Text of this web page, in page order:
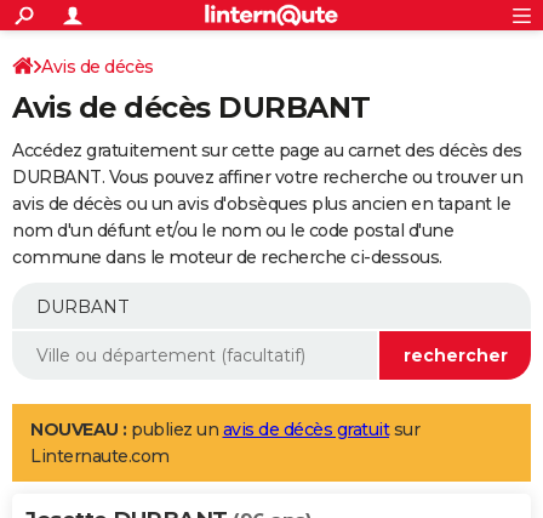
ACTUALITÉS
Politique
Société
Faits Divers
Education
Monde
Villes
+
SPORT
Coupe du monde 2026
Football
Tennis
Cyclisme
Rugby
Forum
Programme TV
TNT
Streaming
Cinéma
Sorties cinéma
Musique
+
FINANCE
Retraite
Epargne
Immobilier
Risques naturels par ville
Banque
Assurance
AUTO
Essais
Réserver un essai
Citadines
Berlines
SUV
Forum auto
+
Mobiles
Meilleur smartphone
Internet
Ordinateurs
Jeux vidéo
Guide high-tech
Aménagement intérieur
LIFESTYLE
Art de vivre
Bien-être
Loisirs
Mode
Modes de vie
Avis de décès
Avis de décès DURBANT
Accédez gratuitement sur cette page au carnet des décès des
DURBANT. Vous pouvez affiner votre recherche ou trouver un
avis de décès ou un avis d'obsèques plus ancien en tapant le
nom d'un défunt et/ou le nom ou le code postal d'une
commune dans le moteur de recherche ci-dessous.
NOUVEAU : publiez un avis de décès gratuitsur
Linternaute.com